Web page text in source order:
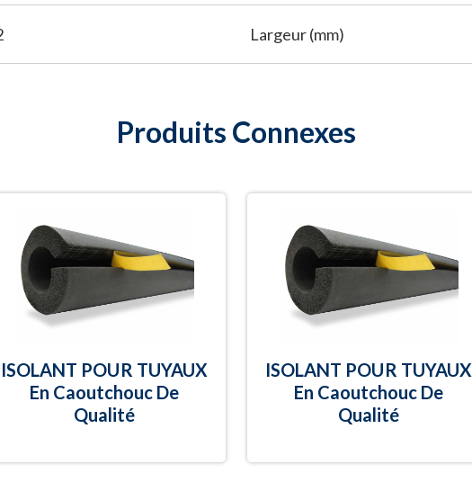
Largeur (mm)
Produits Connexes
ISOLANT POUR TUYAUX
En Caoutchouc De
Qualité
ISOLANT POUR TUYAUX
En Caoutchouc De
Qualité